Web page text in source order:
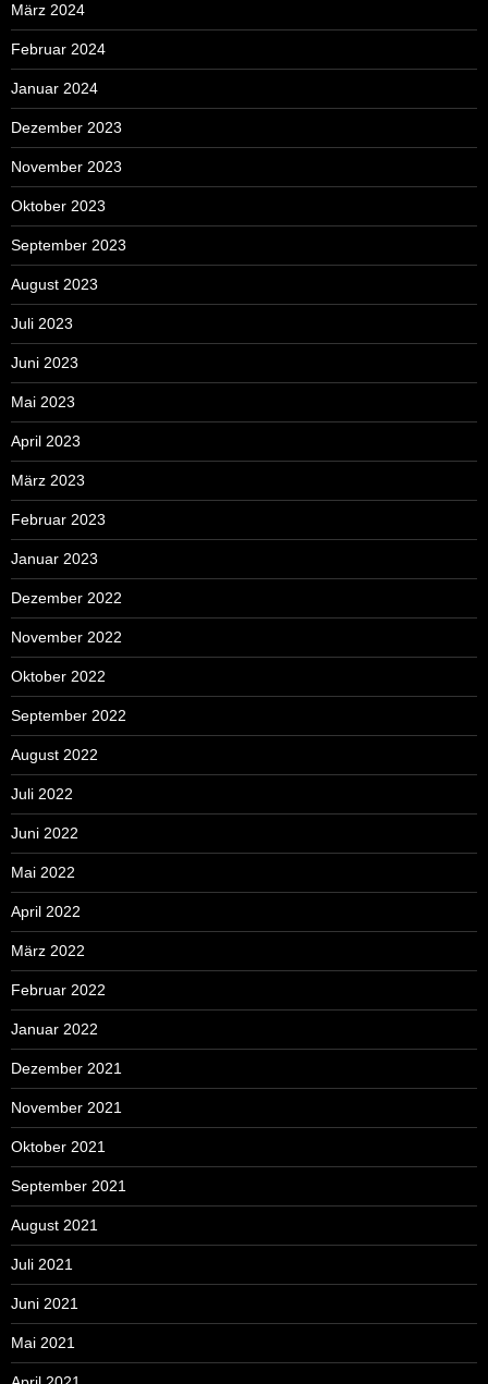
März 2024
Februar 2024
Januar 2024
Dezember 2023
November 2023
Oktober 2023
September 2023
August 2023
Juli 2023
Juni 2023
Mai 2023
April 2023
März 2023
Februar 2023
Januar 2023
Dezember 2022
November 2022
Oktober 2022
September 2022
August 2022
Juli 2022
Juni 2022
Mai 2022
April 2022
März 2022
Februar 2022
Januar 2022
Dezember 2021
November 2021
Oktober 2021
September 2021
August 2021
Juli 2021
Juni 2021
Mai 2021